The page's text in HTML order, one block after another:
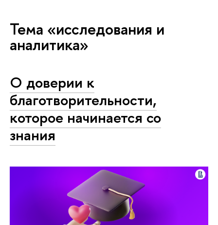
Тема «исследования и
аналитика»
О доверии к
благотворительности,
которое начинается со
знания